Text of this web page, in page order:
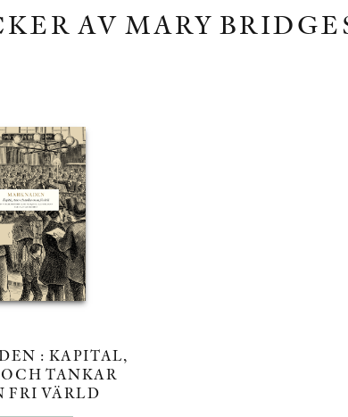
AV MARY
: KAPITAL,
TANKAR
FRI VÄRLD